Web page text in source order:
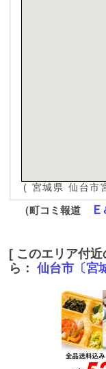
( 宮城県 仙台市
（町コミ報道
[ このエリア付
ら： 仙台市〔宮